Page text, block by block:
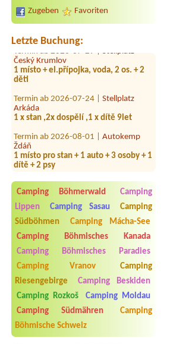
Zugeben Favoriten
Letzte Buchung:
Osika
4L chata a 4 osoby
Termin ab 2026-07-29 |
1 místo + el.přípojka, voda, 2 os. + 2
děti
Arkáda
1 x stan ,2x dospělí ,1 x dítě 9let
Ždáň
1 místo pro stan + 1 auto + 3 osoby + 1
dítě + 2 psy
Formule***
3 dospělý a 1x 14 let
Termin ab 2026-07-27 |Autokempink
Nové Městečko
Termin ab 2026-07-30 |Kemp Branov
1x place for tent and two persons
electricity
Termin ab 2026-07-24 |
Autokemp
Jezero
Termin ab 2026-07-23 |
Kemp Oáza
1 x Stellplatz, 4 Personen, 1
Wohnwagen, 1 Auto
Camping Böhmerwald
Camping
Lippen
Camping Sasau
Camping
Südböhmen
Camping Mácha-See
Camping Böhmisches Kanada
Camping Böhmisches Paradies
Camping Vranov
Camping
Riesengebirge
Camping Beskiden
Camping Rozkoš
Camping Moldau
Camping Südmähren
Camping
Böhmische Schweiz